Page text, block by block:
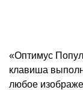
«Оптимус
клавиша
любое